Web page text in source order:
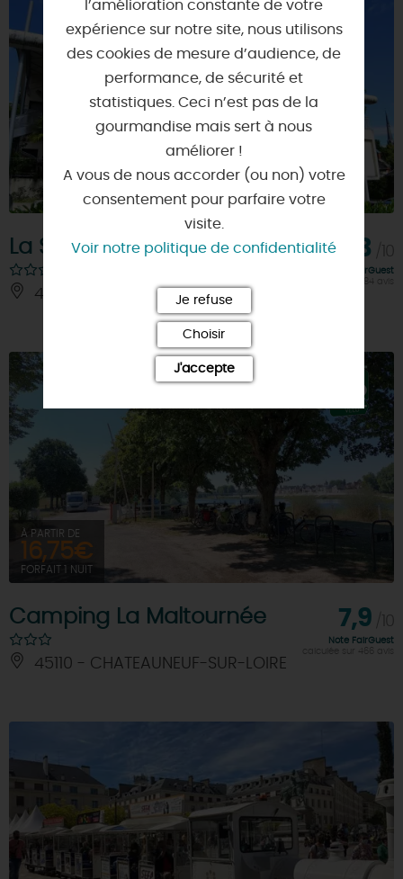
La Scala
45300 - PITHIVIERS
8,3
Note FairGuest
calculée sur 284 avis
À PARTIR DE
16,75€
FORFAIT 1 NUIT
Camping La Maltournée
45110 - CHATEAUNEUF-SUR-LOIRE
7,9
Note FairGuest
calculée sur 466 avis
l’amélioration constante de votre
expérience sur notre site, nous utilisons
des cookies de mesure d’audience, de
performance, de sécurité et
statistiques. Ceci n’est pas de la
gourmandise mais sert à nous
améliorer !
A vous de nous accorder (ou non) votre
consentement pour parfaire votre
visite.
Voir notre politique de confidentialité
Je refuse
Choisir
J'accepte